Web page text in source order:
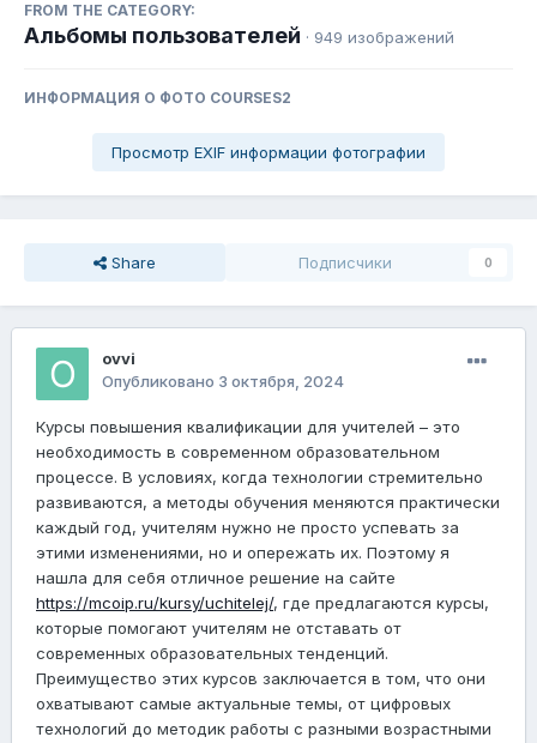
FROM THE CATEGORY:
Альбомы пользователей · 949 изображений
ИНФОРМАЦИЯ О ФОТО COURSES2
Просмотр EXIF информации фотографии
Share Подписчики 0
ovvi
Опубликовано 3 октября, 2024
Курсы повышения квалификации для учителей – это
необходимость в современном образовательном
процессе. В условиях, когда технологии стремительно
развиваются, а методы обучения меняются практически
каждый год, учителям нужно не просто успевать за
этими изменениями, но и опережать их. Поэтому я
нашла для себя отличное решение на сайте
https://mcoip.ru/kursy/uchitelej/, где предлагаются курсы,
которые помогают учителям не отставать от
современных образовательных тенденций.
Преимущество этих курсов заключается в том, что они
охватывают самые актуальные темы, от цифровых
технологий до методик работы с разными возрастными